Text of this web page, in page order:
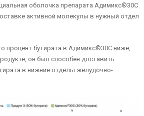
оболочка препарата Адимикс®30C
активной молекулы в нужный отдел
процент бутирата в Адимикс®30C ниже,
он был способен доставить
в нижние отделы желудочно-